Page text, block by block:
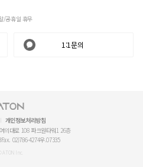
/공휴일 휴무
1:1문의
개인정보처리방침
의대로 108 파크원타워1 26층
Fax. 02)786-4274우.07335
© ATON Inc.